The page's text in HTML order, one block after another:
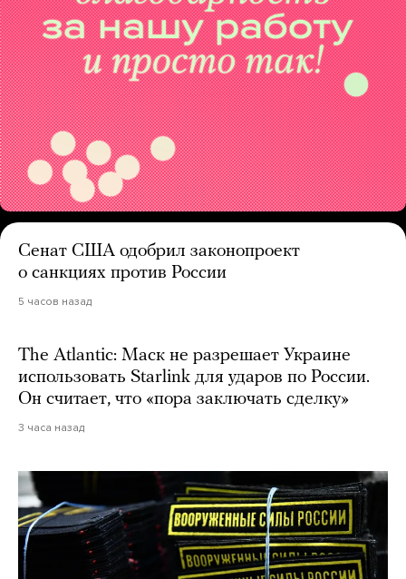
Сенат США одобрил законопроект
о санкциях против России
5 часов назад
The Atlantic: Маск не разрешает Украине
использовать Starlink для ударов по России.
Он считает, что «пора заключать сделку»
3 часа назад